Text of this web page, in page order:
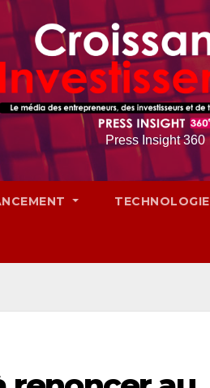
Press Insight 360
TECHNOLOGIE